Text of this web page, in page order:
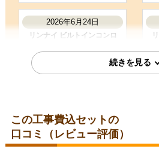
商品選定がしやすかった 在庫があった
レビューの評価が良かった
2026年6月24日
リンナイ ビルトインコンロ
神奈川県横浜市
この工事費込セットの
口コミ（レビュー評価）